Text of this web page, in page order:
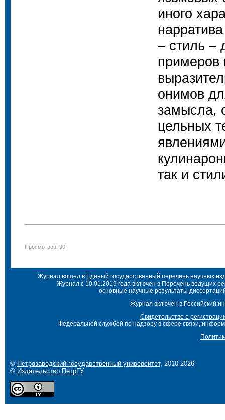
иного
– стиль –
примеров
онимов
замысла,
цельных
так и
Просмотров: 90;
Журнал вошел в Единый государственный перечень научных
Журнал с 10.01.2019 года включен в Перечень ведущих
основные научные результаты
Журнал включен в Российский
Свидетельство о
Федеральной службой по надзору в сфере связи,
© Петрозаводский государственный университет, 2010-2026
© Издательство ПетрГУ